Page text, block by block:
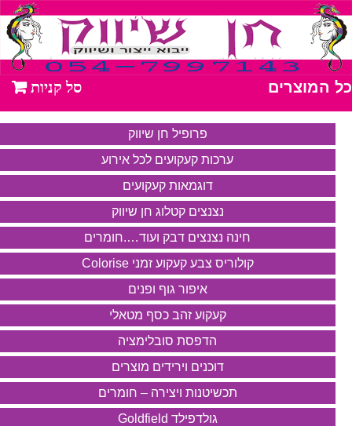
כל המוצרים
פרופיל חן שיווק
ערכות קעקועים לכל אירוע
דוגמאות קעקועים
נצנצים קטלוג חן שיווק
חינה נצנצים דבק ועוד….חומרים
קולוריס צבע קעקוע זמני Colorise
איפור גוף ופנים
קעקוע זהב כסף מטאלי
הדפסת סובלימציה
דוכנים וירידים מוצרים
תכשיטנות ויצירה – חומרים
גולדפילד Goldfield